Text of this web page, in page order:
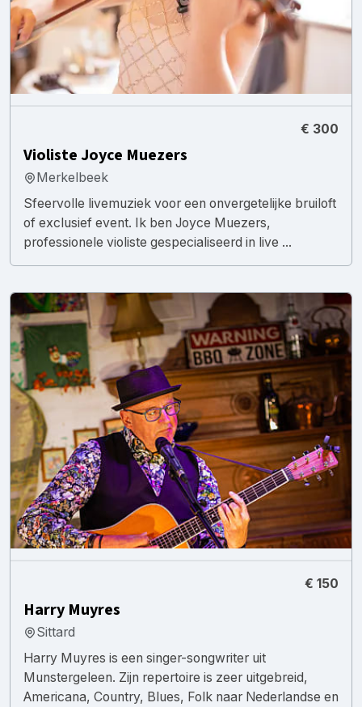
€ 300
Violiste Joyce Muezers
Merkelbeek
Sfeervolle livemuziek voor een onvergetelijke bruiloft
of exclusief event. Ik ben Joyce Muezers,
professionele violiste gespecialiseerd in live ...
€ 150
Harry Muyres
Sittard
Harry Muyres is een singer-songwriter uit
Munstergeleen. Zijn repertoire is zeer uitgebreid,
Americana, Country, Blues, Folk naar Nederlandse en